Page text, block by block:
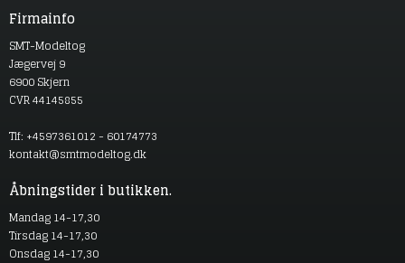
Firmainfo
SMT-Modeltog
Jægervej 9
6900 Skjern
CVR 44145855
Tlf: +4597361012 - 60174773
kontakt@smtmodeltog.dk
Åbningstider i butikken.
Mandag 14-17,30
Tirsdag 14-17,30
Onsdag 14-17,30